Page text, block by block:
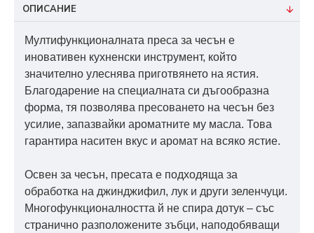
ОПИСАНИЕ
Мултифункционалната преса за чесън е
иновативен кухненски инструмент, който
значително улеснява приготвянето на ястия.
Благодарение на специалната си дъгообразна
форма, тя позволява пресоването на чесън без
усилие, запазвайки ароматните му масла. Това
гарантира наситен вкус и аромат на всяко ястие.
Освен за чесън, пресата е подходяща за
обработка на джинджифил, лук и други зеленчуци.
Многофункционалността й не спира дотук – със
странично разположените зъбци, наподобяващи